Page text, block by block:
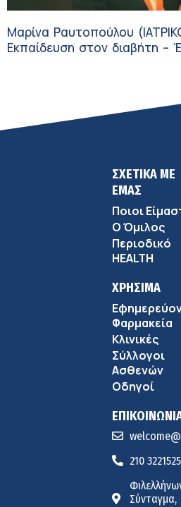
Μαρίνα Ραυτοπούλου
Εκπαίδευση στον διαβήτη –
ΣΧΕΤΙΚΑ ΜΕ
ΕΜΑΣ
Ποιοι
Ο Όμιλος
Περιοδικό
HEALTH
ΧΡΗΣΙΜΑ
Φαρμακεία
Κλινικές
Σύλλογοι
Ασθενών
Οδηγοί
210 3221525
Σύνταγμα,